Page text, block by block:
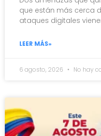
que están más cerca
ataques digitales
LEER MÁS»
6 agosto, 2026 No hay